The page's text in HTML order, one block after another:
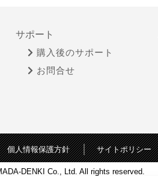
サポート
購入後のサポート
お問合せ
個人情報保護方針 サイトポリシー
DENKI Co., Ltd. All rights reserved.